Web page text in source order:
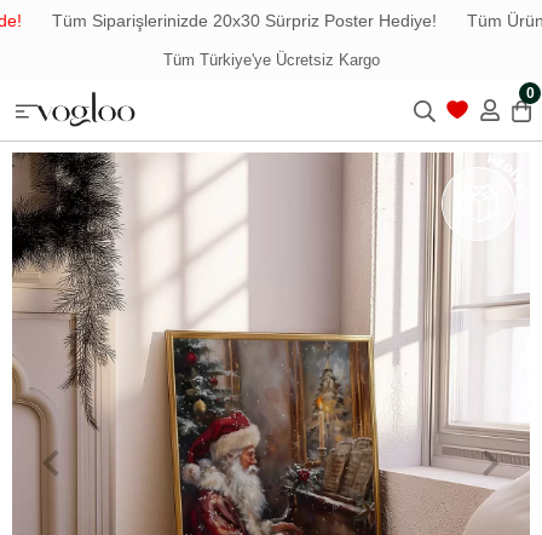
Tüm Siparişlerinizde 20x30 Sürpriz Poster Hediye! Tüm
Tüm Türkiye'ye Ücretsiz Kargo
0